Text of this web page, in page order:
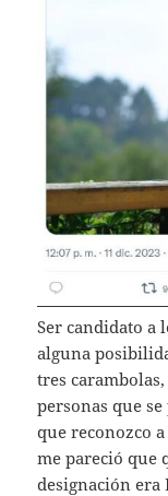
Ser candidato a
alguna
tres
personas que
que reconozco
me pareció que
designación